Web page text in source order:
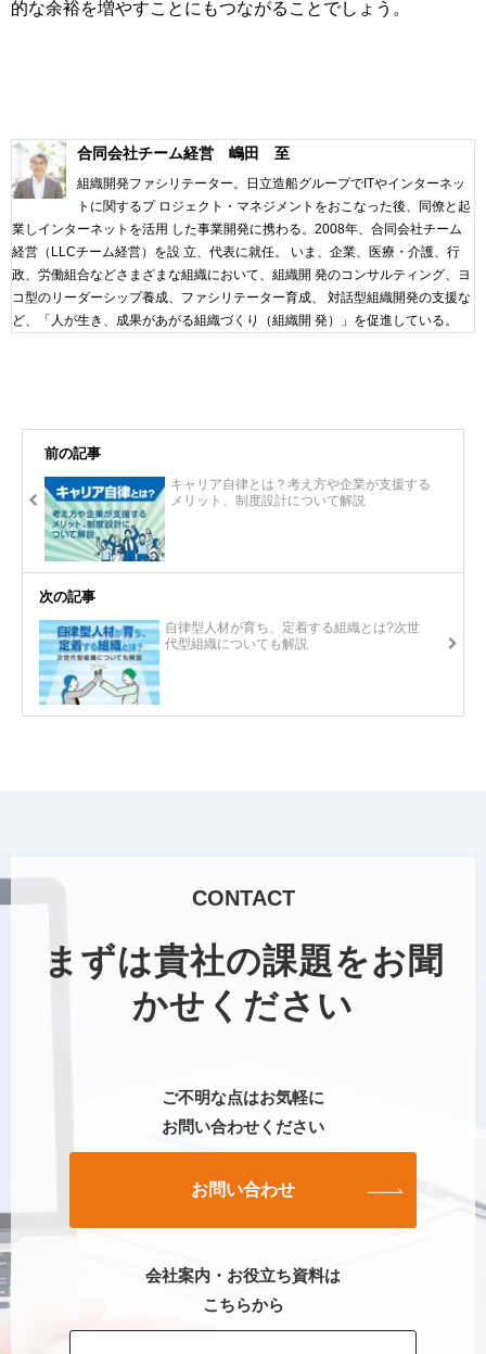
的な余裕を増やすことにもつながることでしょう。
合同会社チーム経営 嶋田 至
組織開発ファシリテーター。日立造船グループでITやインターネッ
トに関するプ ロジェクト・マネジメントをおこなった後、同僚と起
業しインターネットを活用 した事業開発に携わる。2008年、合同会社チーム
経営（LLCチーム経営）を設 立、代表に就任。 いま、企業、医療・介護、行
政、労働組合などさまざまな組織において、組織開 発のコンサルティング、ヨ
コ型のリーダーシップ養成、ファシリテーター育成、 対話型組織開発の支援な
ど、「人が生き、成果があがる組織づくり（組織開 発）」を促進している。
前の記事
キャリア自律とは？考え方や企業が支援する
メリット、制度設計について解説
次の記事
自律型人材が育ち、定着する組織とは?次世
代型組織についても解説
CONTACT
まずは貴社の課題をお聞
かせください
ご不明な点はお気軽に
お問い合わせください
お問い合わせ
会社案内・お役立ち資料は
こちらから